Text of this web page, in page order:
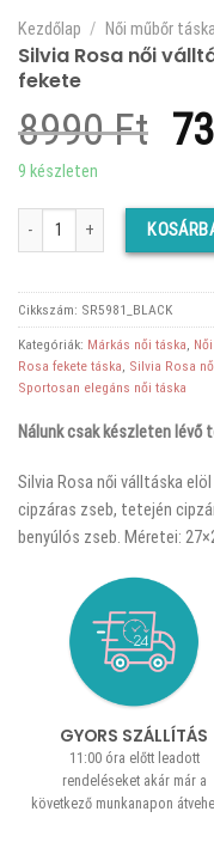
Kezdőlap / Női műbőr táska
Silvia Rosa női
fekete
8990Ft
9 készleten
Silvia Rosa női válltáska elöl
Cikkszám: SR5981_BLACK
Kategóriák: Márkás női táska,
Rosa fekete táska, Silvia Rosa
Sportosan elegáns női táska
Nálunk csak készleten lévő
Silvia Rosa női válltáska
cipzáras zseb, tetején
benyúlós zseb. Méretei:
GYORS SZÁLLÍTÁS
11:00 óra előtt leadott
rendeléseket akár már a
következő munkanapon